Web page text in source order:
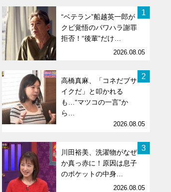
1
“ベテラン”船越英一郎が
クビ覚悟のパワハラ謝罪
拒否！“後輩”だけ…
2026.08.05
2
高橋真麻、「コネだブサ
イクだ」と叩かれる
も…“マツコの一言”か
ら…
2026.08.05
3
川田裕美、洗濯物がなぜ
か真っ赤に！原因は息子
のポケットの中身…
2026.08.05